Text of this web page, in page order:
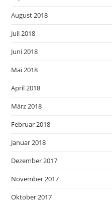
August 2018
Juli 2018
Juni 2018
Mai 2018
April 2018
März 2018
Februar 2018
Januar 2018
Dezember 2017
November 2017
Oktober 2017